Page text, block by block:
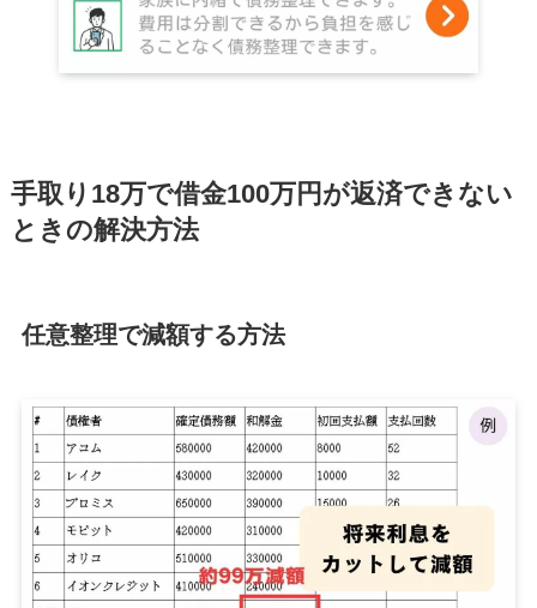
手取り18万で借金100万円が返済できない
ときの解決方法
任意整理で減額する方法